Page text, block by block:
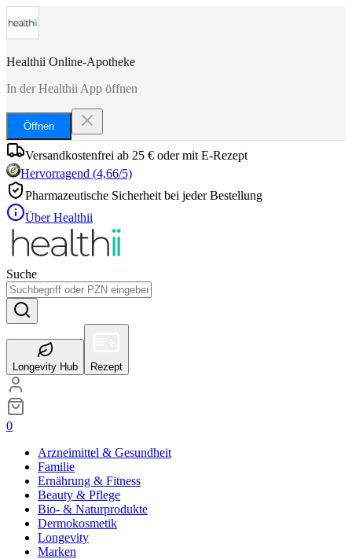
Healthii Online-Apotheke
In der Healthii App öffnen
Öffnen
Versandkostenfrei ab 25 € oder mit E-Rezept
Hervorragend (4,66/5)
Pharmazeutische Sicherheit bei jeder Bestellung
Über Healthii
Suche
Longevity Hub Rezept
0
Arzneimittel & Gesundheit
Familie
Ernährung & Fitness
Beauty & Pflege
Bio- & Naturprodukte
Dermokosmetik
Longevity
Marken